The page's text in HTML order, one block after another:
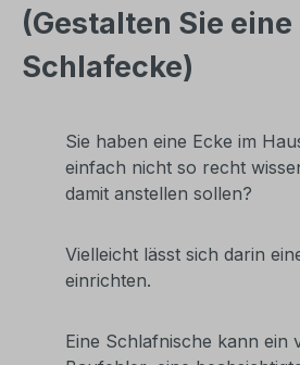
(Gestalten Sie
Schlafecke)
Sie haben eine Ecke im
einfach nicht so recht
damit anstellen sollen?
Vielleicht lässt sich darin
einrichten.
Eine Schlafnische kann ein